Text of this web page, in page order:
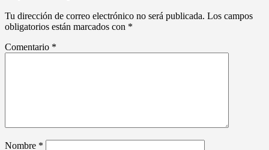
Tu dirección de correo electrónico no será publicada. Los campos
obligatorios están marcados con *
Comentario *
Nombre *